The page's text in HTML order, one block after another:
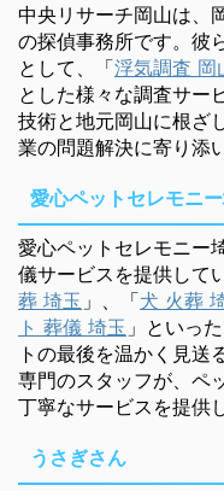
中央リサーチ岡山は、
の探偵事務所です。彼
として、「浮気調査 岡
とした様々な調査サー
技術と地元岡山に根ざ
業の問題解決に寄り添
愛心ペットセレモニ
愛心ペットセレモニー
儀サービスを提供して
葬 埼玉 」、「犬 火葬
ト 葬儀 埼玉 」といっ
トの最後を温かく見送
専門のスタッフが、ペ
丁寧なサービスを提供
うさぎさん